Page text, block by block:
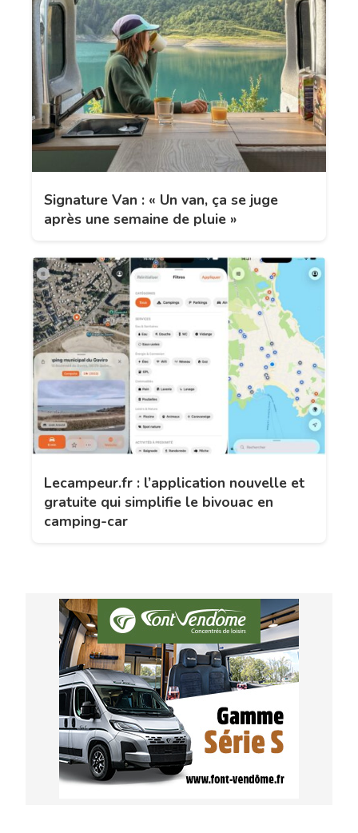
Signature Van : « Un van, ça se juge
après une semaine de pluie »
Lecampeur.fr : l’application nouvelle et
gratuite qui simplifie le bivouac en
camping-car